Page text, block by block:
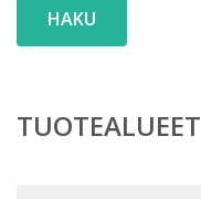
HAKU
TUOTEALUEET